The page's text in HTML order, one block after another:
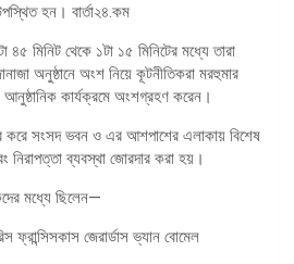
হন। বার্তা২৪.কম
মিনিট থেকে ১টা ১৫ মিনিটের মধ্যে তারা
অনুষ্ঠানে অংশ নিয়ে কূটনীতিকরা মরহুমার
কার্যক্রমে অংশগ্রহণ করেন।
করে সংসদ ভবন ও এর আশপাশের এলাকায় বিশেষ
ব্যবস্থা জোরদার করা হয়।
মধ্যে ছিলেন—
ফ্রান্সিসকাস জেরার্ডাস ভ্যান বোমেল